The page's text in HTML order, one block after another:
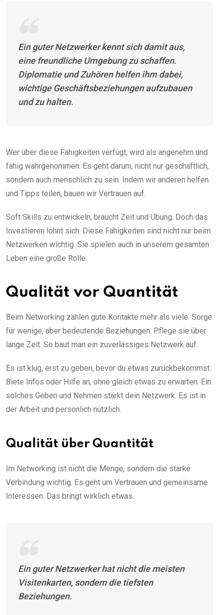
Ein guter Netzwerker kennt sich damit aus,
eine freundliche Umgebung zu schaffen.
Diplomatie und Zuhören helfen ihm dabei,
wichtige Geschäftsbeziehungen aufzubauen
und zu halten.
Wer über diese Fähigkeiten verfügt, wird als angenehm und
fähig wahrgenommen. Es geht darum, nicht nur geschäftlich,
sondern auch menschlich zu sein. Indem wir anderen helfen
und Tipps teilen, bauen wir Vertrauen auf.
Soft Skills zu entwickeln, braucht Zeit und Übung. Doch das
Investieren lohnt sich. Diese Fähigkeiten sind nicht nur beim
Netzwerken wichtig. Sie spielen auch in unserem gesamten
Leben eine große Rolle.
Qualität vor Quantität
Beim Networking zählen gute Kontakte mehr als viele. Sorge
für wenige, aber bedeutende Beziehungen. Pflege sie über
lange Zeit. So baut man ein zuverlässiges Netzwerk auf.
Es ist klug, erst zu geben, bevor du etwas zurückbekommst.
Biete Infos oder Hilfe an, ohne gleich etwas zu erwarten. Ein
solches Geben und Nehmen stärkt dein Netzwerk. Es ist in
der Arbeit und persönlich nützlich.
Qualität über Quantität
Im Networking ist nicht die Menge, sondern die starke
Verbindung wichtig. Es geht um Vertrauen und gemeinsame
Interessen. Das bringt wirklich etwas.
Ein guter Netzwerker hat nicht die meisten
Visitenkarten, sondern die tiefsten
Beziehungen.